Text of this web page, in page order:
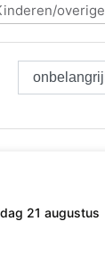
overige
21 augustus